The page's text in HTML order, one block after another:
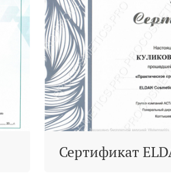
Сертификат